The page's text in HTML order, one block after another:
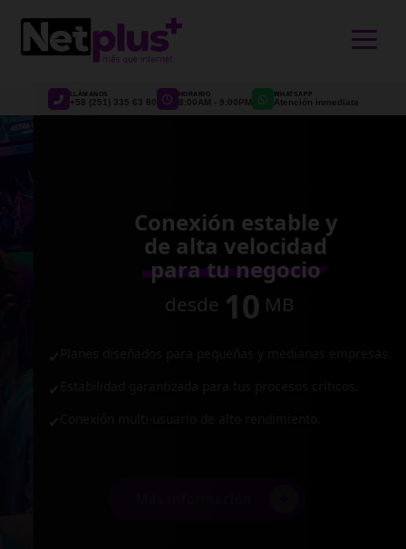
LLÁMANOS
+58 (251) 335 63 80
HORARIO
8:00AM - 9:00PM
WHATSAPP
Atención inmediata
Conexión estable y
de alta velocidad
para tu negocio
desde10 MB